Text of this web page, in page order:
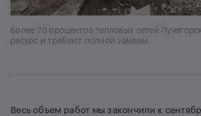
Более 70 процентов тепловых сетей
ресурс и требуют полной замены
Весь объем работ мы закончили к